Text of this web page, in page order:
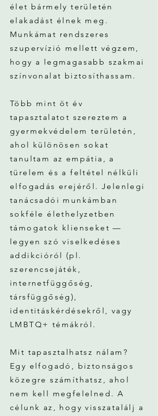
élet bármely területén
elakadást élnek meg.
Munkámat rendszeres
szupervízió mellett végzem,
hogy a legmagasabb szakmai
színvonalat biztosíthassam.
Több mint öt év
tapasztalatot szereztem a
gyermekvédelem területén,
ahol különösen sokat
tanultam az empátia, a
türelem és a feltétel nélküli
elfogadás erejéről. Jelenlegi
tanácsadói munkámban
sokféle élethelyzetben
támogatok klienseket —
legyen szó viselkedéses
addikcióról (pl.
szerencsejáték,
internetfüggőség,
társfüggőség),
identitáskérdésekről, vagy
LMBTQ+ témákról.
Mit tapasztalhatsz nálam?
Egy elfogadó, biztonságos
közegre számíthatsz, ahol
nem kell megfelelned. A
célunk az, hogy visszatalálj a